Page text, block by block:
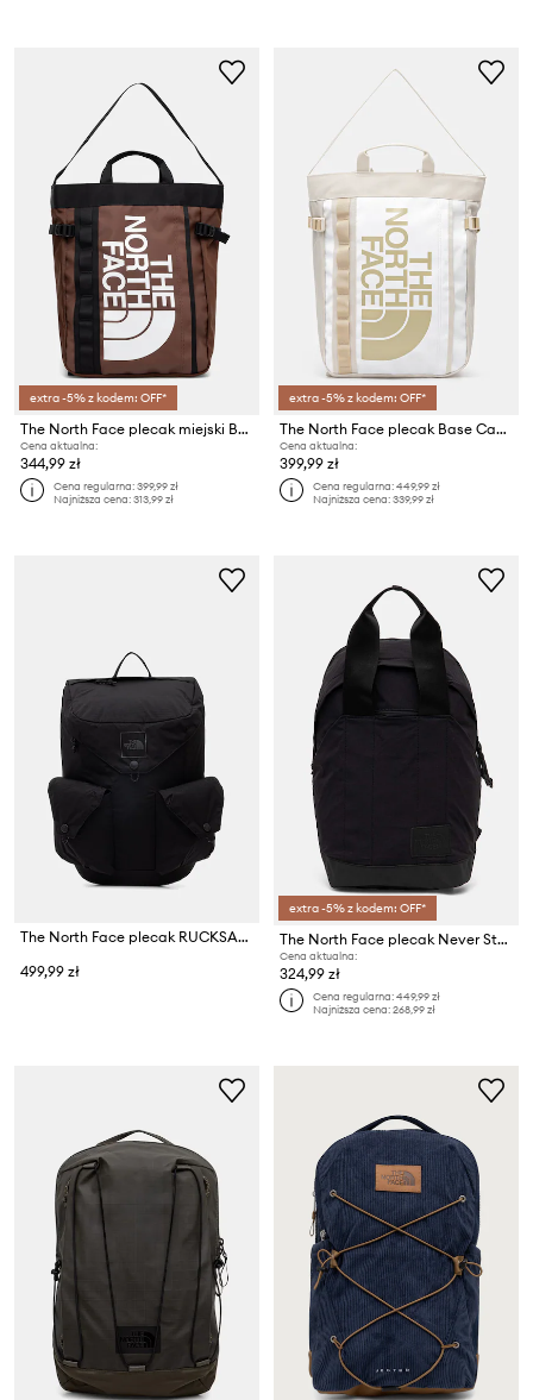
extra -5% z kodem: OFF*
The North Face plecak miejski Base Camp Tote
Cena aktualna:
344,99 zł
Cena regularna:399,99 zł
Najniższa cena:313,99 zł
extra -5% z kodem: OFF*
The North Face plecak Base Camp
Cena aktualna:
399,99 zł
Cena regularna:449,99 zł
Najniższa cena:339,99 zł
The North Face plecak RUCKSACK
499,99 zł
extra -5% z kodem: OFF*
The North Face plecak Never Stop Daypack 20L
Cena aktualna:
324,99 zł
Cena regularna:449,99 zł
Najniższa cena:268,99 zł